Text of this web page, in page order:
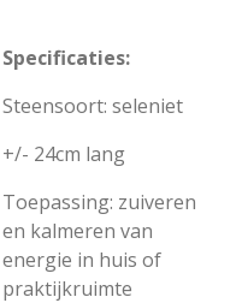
Specificaties:
Steensoort: seleniet
+/- 24cm lang
Toepassing: zuiveren
en kalmeren van
energie in huis of
praktijkruimte